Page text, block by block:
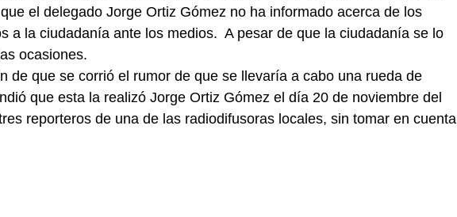
el delegado Jorge Ortiz Gómez no ha informado acerca de los
a la ciudadanía ante los medios.  A pesar de que la ciudadanía se lo
ocasiones.
de que se corrió el rumor de que se llevaría a cabo una rueda de
que esta la realizó Jorge Ortiz Gómez el día 20 de noviembre del
reporteros de una de las radiodifusoras locales, sin tomar en cuenta